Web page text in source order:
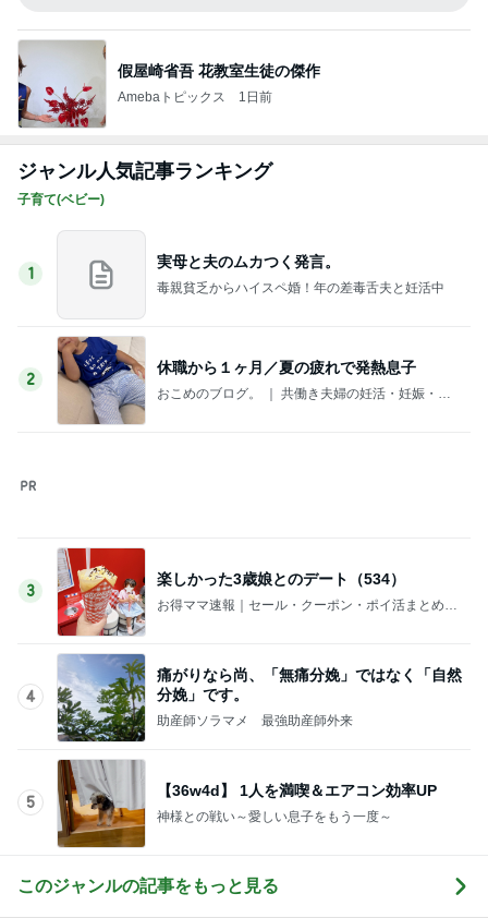
假屋崎省吾 花教室生徒の傑作
Amebaトピックス 1日前
ジャンル人気記事ランキング
子育て(ベビー)
1
実母と夫のムカつく発言。
毒親貧乏からハイスペ婚！年の差毒舌夫と妊活中
2
休職から１ヶ月／夏の疲れで発熱息子
おこめのブログ。 ｜ 共働き夫婦の妊活・妊娠・子
3
楽しかった3歳娘とのデート（534）
お得ママ速報｜セール・クーポン・ポイ活まとめブ
4
痛がりなら尚、「無痛分娩」ではなく「自然
分娩」です。
助産師ソラマメ 最強助産師外来
5
【36w4d】 1人を満喫＆エアコン効率UP
神様との戦い～愛しい息子をもう一度～
このジャンルの記事をもっと見る